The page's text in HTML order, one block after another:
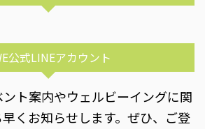
公式LINEアカウント
ト案内やウェルビーイングに関
くお知らせします。ぜひ、ご登